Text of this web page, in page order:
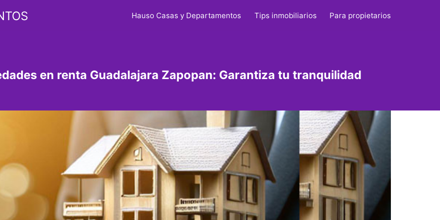
Hauso Casas y Departamentos Tips inmobiliarios Para propietarios
en renta Guadalajara Zapopan: Garantiza tu tranquilidad